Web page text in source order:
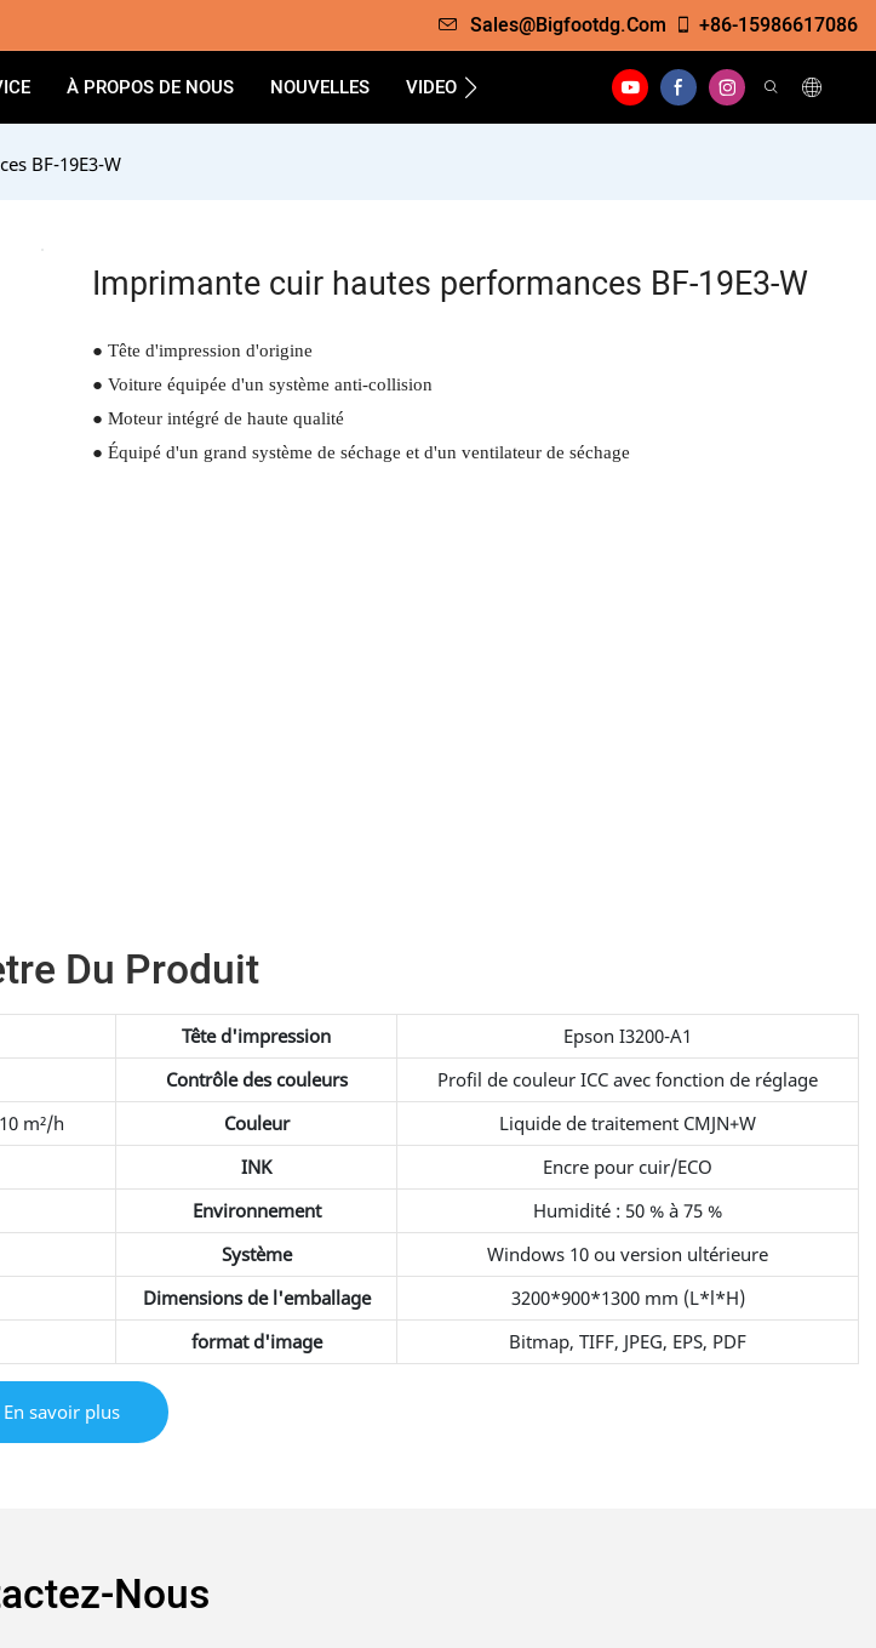
Sales@bigfootdg.com +86-15986617086
À PROPOS DE NOUS NOUVELLES VIDEO FAQS CONTACTER
BF-19E3-W
Imprimante cuir hautes performances BF-19E3-W
● Tête d'impression d'origine
● Voiture équipée d'un système anti-collision
● Moteur intégré de haute qualité
● Équipé d'un grand système de séchage et d'un ventilateur de séchage
Du Produit
Tête d'impression
Epson I3200-A1
Contrôle des couleurs
Profil de couleur ICC avec fonction de réglage
m²/h Couleur
Liquide de traitement CMJN+W
INK
Encre pour cuir/ECO
Environnement
Humidité : 50 % à 75 %
Système
Windows 10 ou version ultérieure
Dimensions de l'emballage
3200*900*1300 mm (L*l*H)
format d'image Bitmap, TIFF, JPEG, EPS, PDF
En savoir plus
Nous